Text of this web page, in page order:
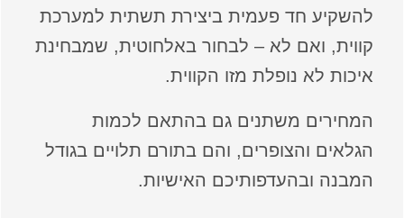
להשקיע חד פעמית ביצירת תשתית למערכת
קווית, ואם לא – לבחור באלחוטית, שמבחינת
איכות לא נופלת מזו הקווית.
המחירים משתנים גם בהתאם לכמות
הגלאים והצופרים, והם בתורם תלויים בגודל
המבנה ובהעדפותיכם האישיות.